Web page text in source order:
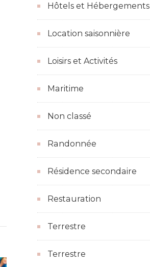
Hôtels et Hébergements
Location saisonnière
Loisirs et Activités
Maritime
Non classé
Randonnée
Résidence secondaire
Restauration
Terrestre
Terrestre